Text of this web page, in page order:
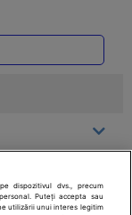
dispozitivul dvs., precum
Puteți accepta sau
utilizării unui interes legitim